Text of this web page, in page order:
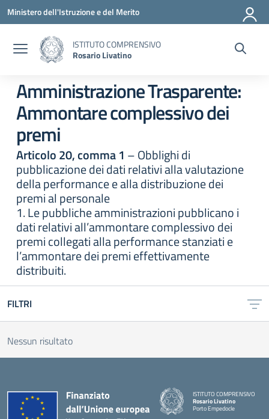
Vai ai contenuti
Vai al menu di navigazione
Vai al footer
Ministero dell'Istruzione e del Merito
ISTITUTO COMPRENSIVO
Rosario Livatino
Amministrazione Trasparente:
Ammontare complessivo dei
premi
Articolo 20, comma 1 – Obblighi di
pubblicazione dei dati relativi alla valutazione
della performance e alla distribuzione dei
premi al personale
1. Le pubbliche amministrazioni pubblicano i
dati relativi all’ammontare complessivo dei
premi collegati alla performance stanziati e
l’ammontare dei premi effettivamente
distribuiti.
FILTRI
Nessun risultato
ISTITUTO COMPRENSIVO
Rosario Livatino
Porto Empedocle